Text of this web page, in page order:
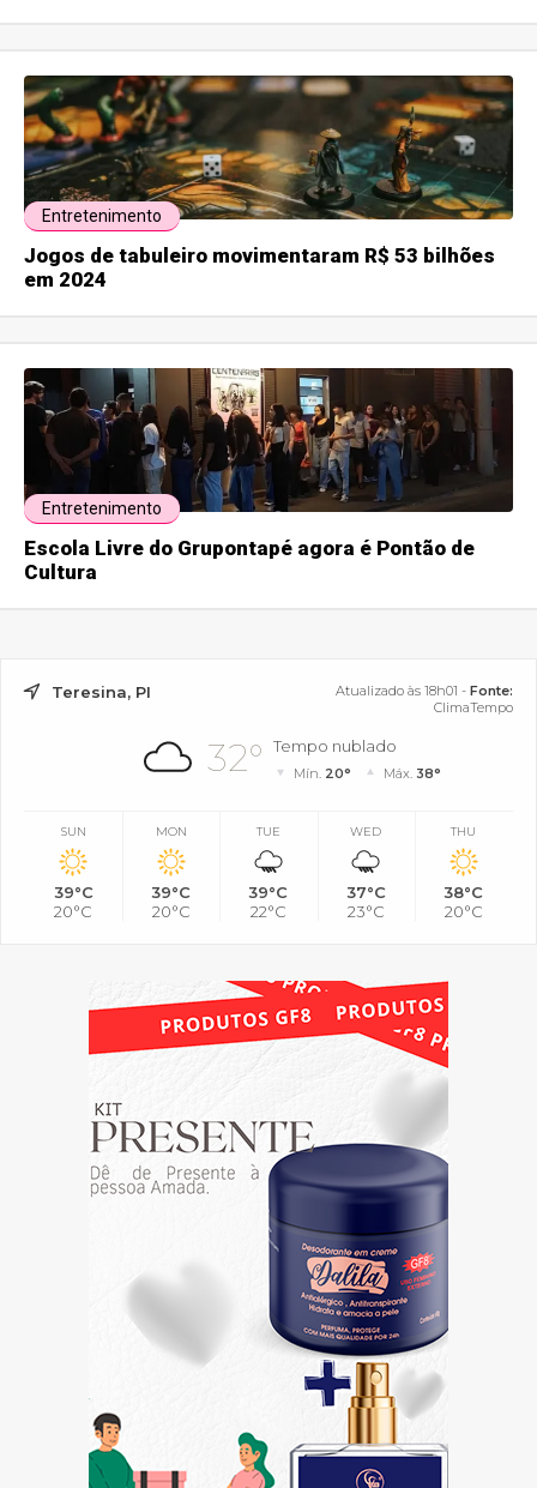
Entretenimento
Jogos de tabuleiro movimentaram R$ 53 bilhões
em 2024
Entretenimento
Escola Livre do Grupontapé agora é Pontão de
Cultura
Teresina, PI Atualizado às 18h01 - Fonte:
ClimaTempo
32° Tempo nublado
Mín. 20° Máx. 38°
SUN
39°C
20°C
MON
39°C
20°C
TUE
39°C
22°C
WED
37°C
23°C
THU
38°C
20°C